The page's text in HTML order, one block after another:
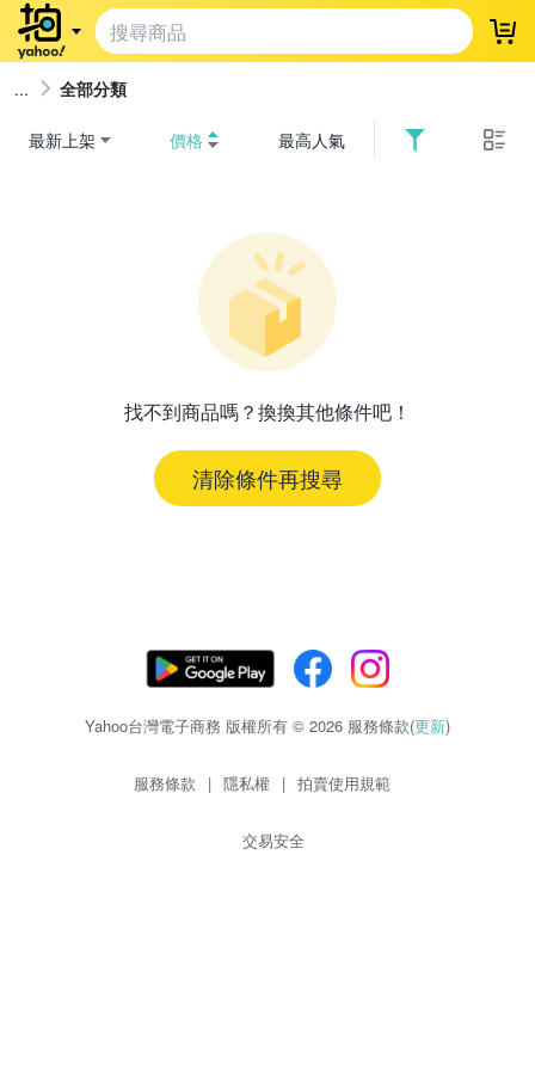
登
全部分類
最新上架 價格 最高人氣
找不到商品嗎？換換其他條件吧！
清除條件再搜尋
Yahoo台灣電子商務 版權所有 © 2026 服務條款(更新)
服務條款 | 隱私權 | 拍賣使用規範
交易安全